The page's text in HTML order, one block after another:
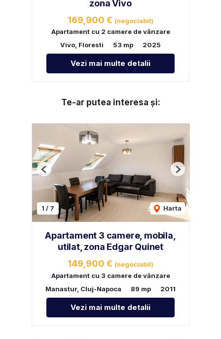
zona Vivo
169,900 € (negociabil)
Apartament cu 2 camere de vânzare
Vivo, Floresti
53 mp 2025
Vezi mai multe detalii
Te-ar putea interesa și:
1 / 7 Harta
Previous Next
Apartament 3 camere, mobila,
utilat, zona Edgar Quinet
149,900 € (negociabil)
Apartament cu 3 camere de vânzare
Manastur, Cluj-Napoca
89 mp 2011
Vezi mai multe detalii